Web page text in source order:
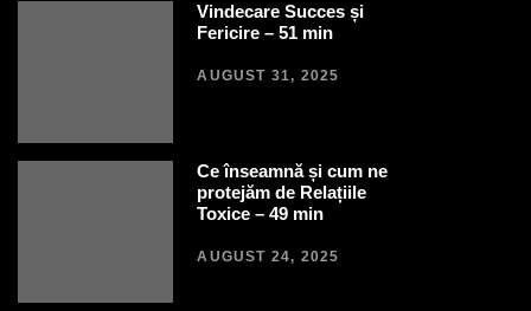
Vindecare Succes și
Fericire – 51 min
AUGUST 31, 2025
Ce înseamnă și cum ne
protejăm de Relațiile
Toxice – 49 min
AUGUST 24, 2025